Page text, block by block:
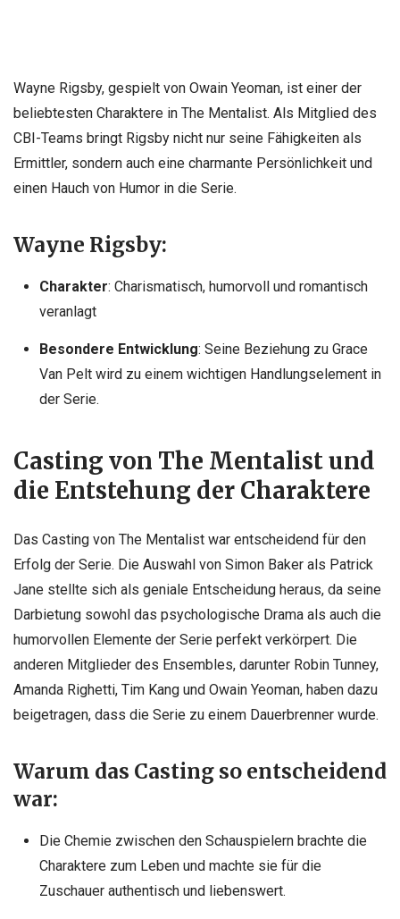
Wayne Rigsby, gespielt von Owain Yeoman, ist einer der
beliebtesten Charaktere in The Mentalist. Als Mitglied des
CBI-Teams bringt Rigsby nicht nur seine Fähigkeiten als
Ermittler, sondern auch eine charmante Persönlichkeit und
einen Hauch von Humor in die Serie.
Wayne Rigsby:
Charakter: Charismatisch, humorvoll und romantisch
veranlagt
Besondere Entwicklung: Seine Beziehung zu Grace
Van Pelt wird zu einem wichtigen Handlungselement in
der Serie.
Casting von The Mentalist und
die Entstehung der Charaktere
Das Casting von The Mentalist war entscheidend für den
Erfolg der Serie. Die Auswahl von Simon Baker als Patrick
Jane stellte sich als geniale Entscheidung heraus, da seine
Darbietung sowohl das psychologische Drama als auch die
humorvollen Elemente der Serie perfekt verkörpert. Die
anderen Mitglieder des Ensembles, darunter Robin Tunney,
Amanda Righetti, Tim Kang und Owain Yeoman, haben dazu
beigetragen, dass die Serie zu einem Dauerbrenner wurde.
Warum das Casting so entscheidend
war:
Die Chemie zwischen den Schauspielern brachte die
Charaktere zum Leben und machte sie für die
Zuschauer authentisch und liebenswert.